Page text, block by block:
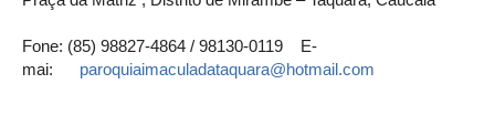
Fone: (85) 98827-4864 / 98130-0119 E-
mai:
paroquiaimaculadataquara@hotmail.com